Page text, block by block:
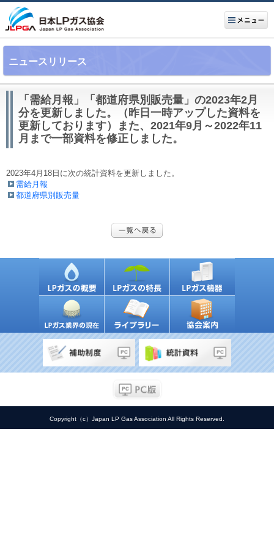
ニュースリリース
「需給月報」「都道府県別販売量」の2023年2月
分を更新しました。（昨日一時アップした資料を
更新しております）また、2021年9月～2022年11
月まで一部資料を修正しました。
2023年4月18日に次の統計資料を更新しました。
需給月報
都道府県別販売量
Copyright（c）Japan LP Gas Association All Rights Reserved.